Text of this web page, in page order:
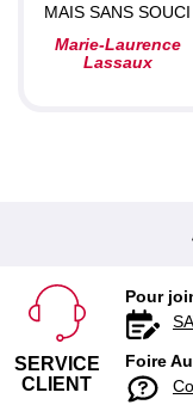
MAIS SANS SOUCI
Marie-Laurence
Lassaux
SERVICE
CLIENT
Pour
Foire